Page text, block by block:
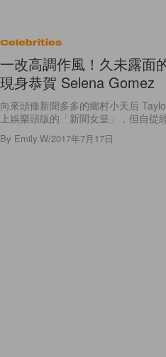
Celebrities
一改高調作風！久未露面
現身恭賀 Selena Gomez
向來頭條新聞多多的鄉村小天后
上娛樂頭版的「新聞女皇」，但自
By Emily.W/2017年7月17日